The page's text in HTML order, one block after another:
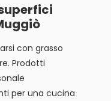
con grasso
Prodotti
per una cucina